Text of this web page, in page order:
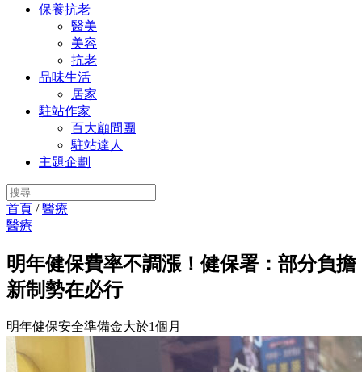
保養抗老
醫美
美容
抗老
品味生活
居家
駐站作家
百大顧問團
駐站達人
主題企劃
首頁 /醫療
醫療
明年健保費率不調漲！健保署：部分負擔
新制勢在必行
明年健保安全準備金大於1個月